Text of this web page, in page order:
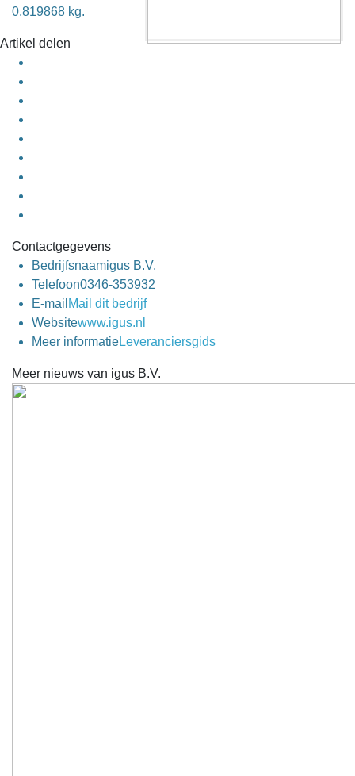
0,819868 kg.
Artikel delen
Contactgegevens
Bedrijfsnaamigus B.V.
Telefoon0346-353932
E-mail Mail dit bedrijf
Websitewww.igus.nl
Meer informatieLeveranciersgids
Meer nieuws van igus B.V.